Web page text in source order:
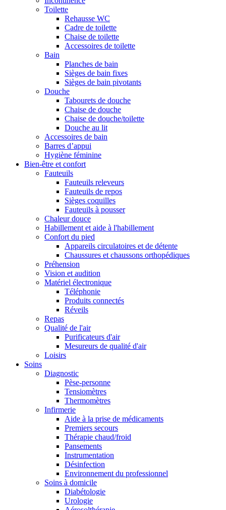
Toilette
Rehausse WC
Cadre de toilette
Chaise de toilette
Accessoires de toilette
Bain
Planches de bain
Sièges de bain fixes
Sièges de bain pivotants
Douche
Tabourets de douche
Chaise de douche
Chaise de douche/toilette
Douche au lit
Accessoires de bain
Barres d’appui
Hygiène féminine
Bien-être et confort
Fauteuils
Fauteuils releveurs
Fauteuils de repos
Sièges coquilles
Fauteuils à pousser
Chaleur douce
Habillement et aide à l'habillement
Confort du pied
Appareils circulatoires et de détente
Chaussures et chaussons orthopédiques
Préhension
Vision et audition
Matériel électronique
Téléphonie
Produits connectés
Réveils
Repas
Qualité de l'air
Purificateurs d'air
Mesureurs de qualité d'air
Loisirs
Soins
Diagnostic
Pèse-personne
Tensiomètres
Thermomètres
Infirmerie
Aide à la prise de médicaments
Premiers secours
Thérapie chaud/froid
Pansements
Instrumentation
Désinfection
Environnement du professionnel
Soins à domicile
Diabétologie
Urologie